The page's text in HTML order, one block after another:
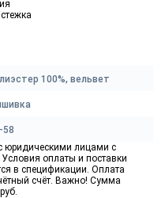
100%, вельвет
58
юридическими лицами с
оплаты и поставки
в спецификации. Оплата
счёт. Важно! Сумма